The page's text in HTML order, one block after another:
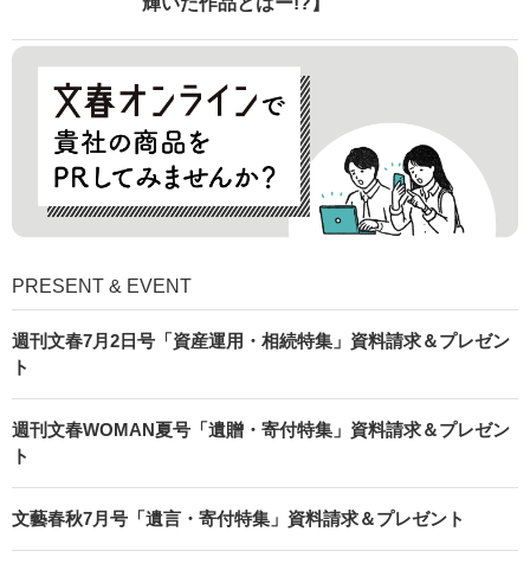
PRESENT & EVENT
週刊文春7月2日号「資産運用・相続特集」資料請求＆プレゼン
ト
週刊文春WOMAN夏号「遺贈・寄付特集」資料請求＆プレゼン
ト
文藝春秋7月号「遺言・寄付特集」資料請求＆プレゼント